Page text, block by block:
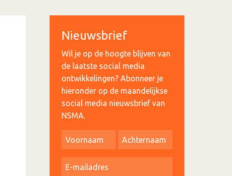
Nieuwsbrief
Wil je op de hoogte blijven van
de laatste social media
ontwikkelingen? Abonneer je
hieronder op de maandelijkse
social media nieuwsbrief van
NSMA.